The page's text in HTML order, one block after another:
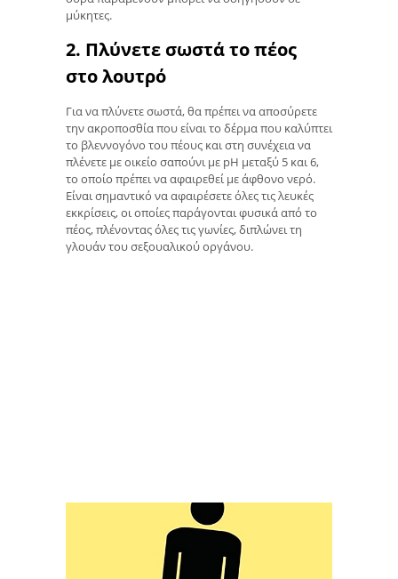
μύκητες.
2. Πλύνετε σωστά το πέος
στο λουτρό
Για να πλύνετε σωστά, θα πρέπει να αποσύρετε
την ακροποσθία που είναι το δέρμα που καλύπτει
το βλεννογόνο του πέους και στη συνέχεια να
πλένετε με οικείο σαπούνι με pH μεταξύ 5 και 6,
το οποίο πρέπει να αφαιρεθεί με άφθονο νερό.
Είναι σημαντικό να αφαιρέσετε όλες τις λευκές
εκκρίσεις, οι οποίες παράγονται φυσικά από το
πέος, πλένοντας όλες τις γωνίες, διπλώνει τη
γλουάν του σεξουαλικού οργάνου.